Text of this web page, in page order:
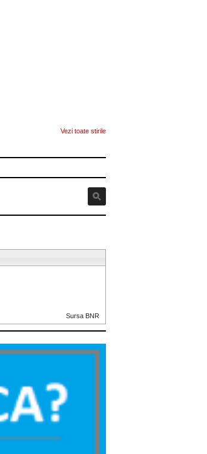
Vezi toate stirile
Sursa BNR